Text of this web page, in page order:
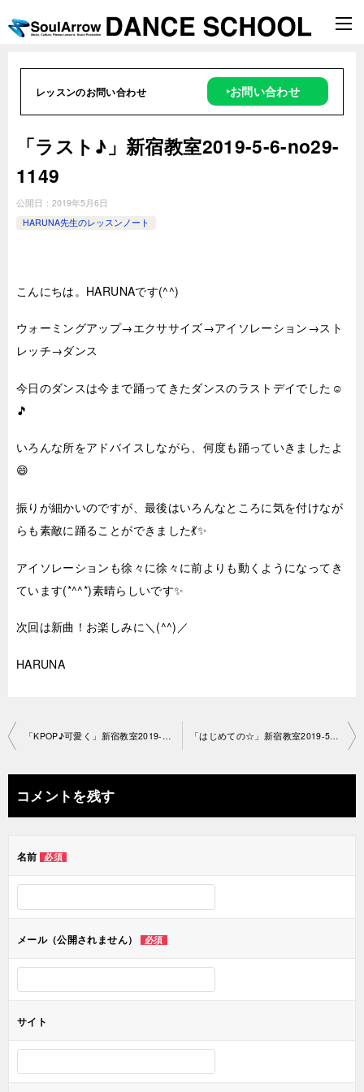
レッスンのお問い合わせ ‣お問い合わせ
「ラスト♪」新宿教室2019-5-6-no29-
1149
公開日： 2019年5月6日
HARUNA先生のレッスンノート
こんにちは。HARUNAです(^^)
ウォーミングアップ→エクササイズ→アイソレーション→スト
レッチ→ダンス
今日のダンスは今まで踊ってきたダンスのラストデイでした☺
🎵
いろんな所をアドバイスしながら、何度も踊っていきましたよ
😄
振りが細かいのですが、最後はいろんなところに気を付けなが
らも素敵に踊ることができました💃✨
アイソレーションも徐々に徐々に前よりも動くようになってき
ています(*^^*)素晴らしいです✨
次回は新曲！お楽しみに＼(^^)／
HARUNA
投
ナ
ビ
ー
ン
「KPOP♪可愛く」新宿教室2019-5-6-no29-1160 「はじめての☆」新宿教室2019-5-9-no29-1231
コメントを残す
名前 必須
メール（公開されません） 必須
サイト